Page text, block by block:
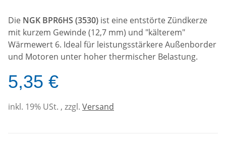
Die NGK BPR6HS (3530) ist eine entstörte Zündkerze
mit kurzem Gewinde (12,7 mm) und "kälterem"
Wärmewert 6. Ideal für leistungsstärkere Außenborder
und Motoren unter hoher thermischer Belastung.
5,35 €
inkl. 19% USt. , zzgl. Versand